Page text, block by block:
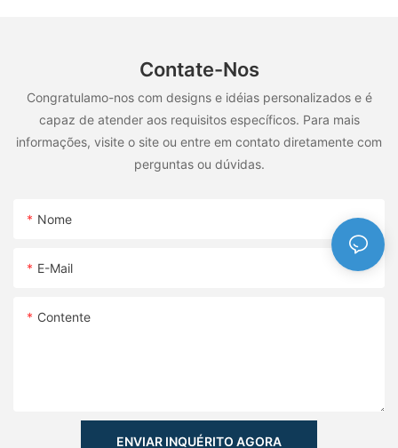
Contate-Nos
Congratulamo-nos com designs e idéias personalizados e é
capaz de atender aos requisitos específicos. Para mais
informações, visite o site ou entre em contato diretamente com
perguntas ou dúvidas.
Nome
E-Mail
Contente
ENVIAR INQUÉRITO AGORA